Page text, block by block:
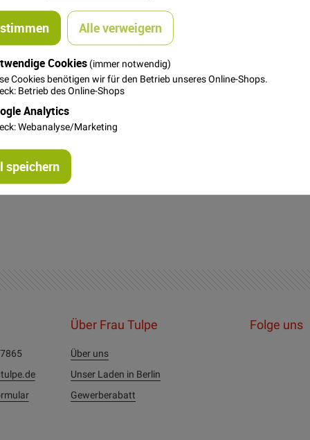
Alle verweigern
Cookies (immer notwendig)
Cookies benötigen wir für den Betrieb unseres Online-Shops.
Betrieb des Online-Shops
Analytics
Webanalyse/Marketing
speichern
Design und starken Kontrasten von Bienvenido Colorido!
Viskoseware. Dadurch eignet er sich besonders
mehr gefüttert werden.
Art, die schwer und fließend fallen soll.
Über Frau Tulpe
Über uns
Unser Laden in Berlin
Gewerberabatt
Folge uns